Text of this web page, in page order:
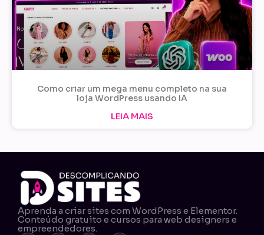
Como criar um mega menu completo na sua
loja WordPress usando IA
LEIA MAIS
Aprenda a criar sites com WordPress e Elementor.
Conteúdo gratuito e cursos para web designers e
empreendedores.